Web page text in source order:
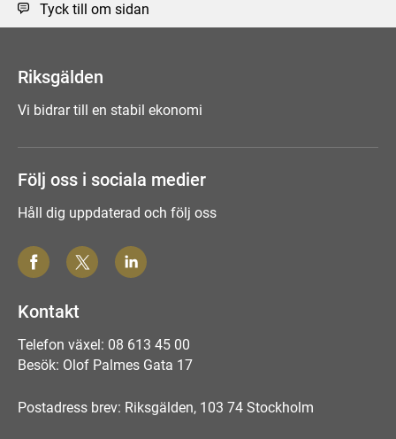
Tyck till om sidan
Riksgälden
Vi bidrar till en stabil ekonomi
Följ oss i sociala medier
Håll dig uppdaterad och följ oss
Kontakt
Telefon växel: 08 613 45 00
Besök: Olof Palmes Gata 17
Postadress brev: Riksgälden, 103 74 Stockholm